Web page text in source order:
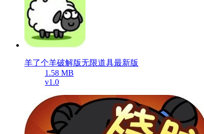
羊了个羊破解版无限道具最新版
1.58 MB
v1.0